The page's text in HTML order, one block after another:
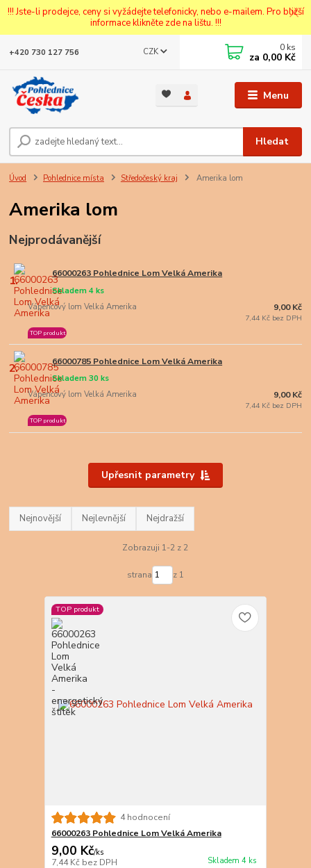
!!! Jste-li prodejce, ceny si vyžádejte telefonicky, nebo e-mailem. Pro bližší
informace klikněte zde na lištu. !!!
Menu
CZK
Hledat
+420 730 127 756 0 ks
za 0,00 Kč
Úvod Pohlednice místa Středočeský kraj Amerika lom
Amerika lom
Nejprodávanější
1. 66000263 Pohlednice Lom Velká Amerika
Vápencový lom Velká Amerika
Skladem 4 ks
TOP produkt
9,00 Kč
7,44 Kč bez DPH
2. 66000785 Pohlednice Lom Velká Amerika
Vápencový lom Velká Amerika
Skladem 30 ks
TOP produkt
9,00 Kč
7,44 Kč bez DPH
Upřesnit parametry
Nejnovější Nejlevnější Nejdražší
Zobrazuji 1-2 z 2
strana z 1
TOP produkt
4 hodnocení
66000263 Pohlednice Lom Velká Amerika
9,00 Kč/ks
7,44 Kč bez DPH Skladem 4 ks